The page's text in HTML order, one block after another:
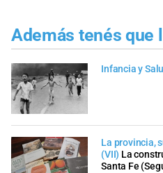
Además tenés que
Infancia y
La provincia,
(VII) La
Santa Fe